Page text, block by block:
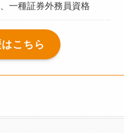
一種証券外務員資格
こちら